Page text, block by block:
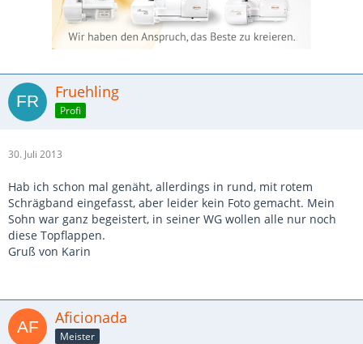
Fruehling
Profi
30. Juli 2013
Hab ich schon mal genäht, allerdings in rund, mit rotem
Schrägband eingefasst, aber leider kein Foto gemacht. Mein
Sohn war ganz begeistert, in seiner WG wollen alle nur noch
diese Topflappen.
Gruß von Karin
Aficionada
Meister